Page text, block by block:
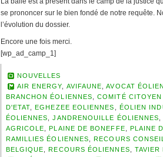
se prononcer sur le bien fondé de notre requête.
l’évolution du dossier.
Encore une fois merci.
[wp_ad_camp_1]
NOUVELLES
AIR ENERGY
AVIFAUNE ,AVOCAT
BRANCHON ÉOLIENNES ,COMITÉ
D'ETAT ,EGHEZEE EOLIENNES ÉOLIEN
ÉOLIENNES
,JANDRENOUILLE ÉOLIENNES
AGRICOLE ,PLAINE DE BONEFFE PLAINE
RAMILLIES ÉOLIENNES ,RECOURS
BELGIQUE ,RECOURS ÉOLIENNES
TAVIER